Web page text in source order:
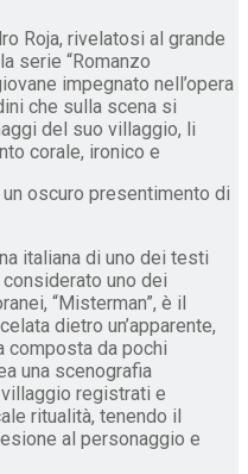
Roja, rivelatosi al grande
serie “Romanzo
impegnato nell’opera
che sulla scena si
del suo villaggio, li
corale, ironico e
oscuro presentimento di
italiana di uno dei testi
considerato uno dei
“Misterman”, è il
dietro un’apparente,
composta da pochi
una scenografia
registrati e
ritualità, tenendo il
al personaggio e